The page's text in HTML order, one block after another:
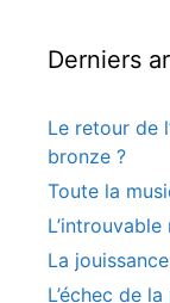
Derniers
Le retour de
bronze ?
Toute la
La
L’échec de